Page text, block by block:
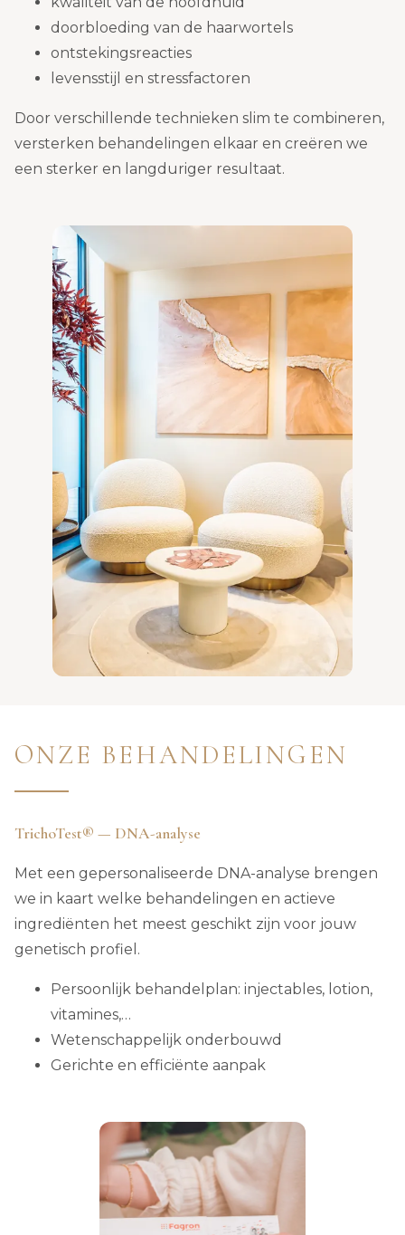
doorbloeding van de haarwortels
ontstekingsreacties
levensstijl en stressfactoren
Door verschillende technieken slim te combineren,
versterken behandelingen elkaar en creëren we
een sterker en langduriger resultaat.
ONZE BEHANDELINGEN
TrichoTest® — DNA-analyse
Met een gepersonaliseerde DNA-analyse brengen
we in kaart welke behandelingen en actieve
ingrediënten het meest geschikt zijn voor jouw
genetisch profiel.
Persoonlijk behandelplan: injectables, lotion,
vitamines,…
Wetenschappelijk onderbouwd
Gerichte en efficiënte aanpak